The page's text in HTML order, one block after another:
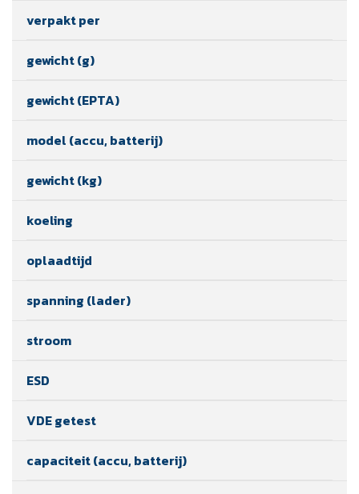
verpakt per
gewicht (g)
gewicht (EPTA)
model (accu, batterij)
gewicht (kg)
koeling
oplaadtijd
spanning (lader)
stroom
ESD
VDE getest
capaciteit (accu, batterij)